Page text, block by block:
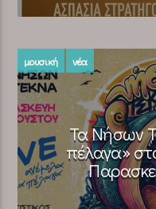
μουσική νέα
Τα Νήσων
πέλαγα»